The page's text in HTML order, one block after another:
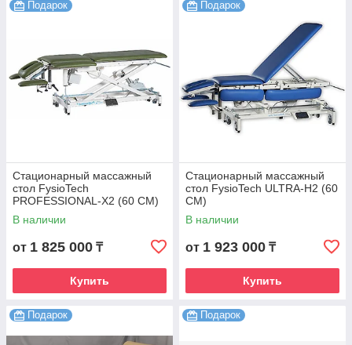
Подарок
Стационарный массажный
стол FysioTech
PROFESSIONAL-X2 (60 CM)
В наличии
от 1 825 000 ₸
Купить
Подарок
Стационарный массажный
стол FysioTech ULTRA-H2 (60
CM)
В наличии
от 1 923 000 ₸
Купить
Подарок Подарок